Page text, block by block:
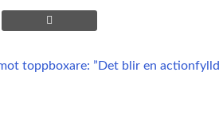
toppboxare: ”Det blir en actionfylld